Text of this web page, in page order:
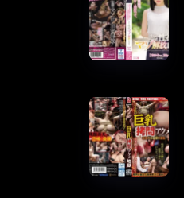
186
Shiomi
Akari
パ
ン
さ
れ
KUM-
009
巨
乳